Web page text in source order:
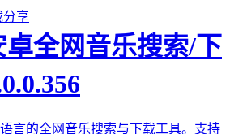
分享
全网音乐搜索/下
言的全网音乐搜索与下载工具。支持